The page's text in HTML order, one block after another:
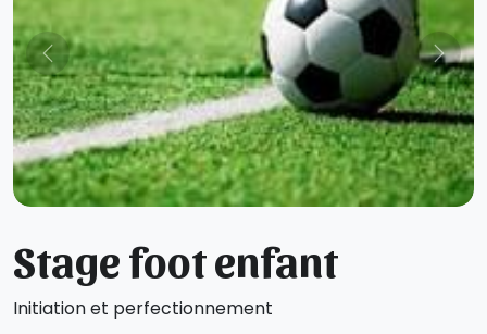
Stage foot enfant
Initiation et perfectionnement